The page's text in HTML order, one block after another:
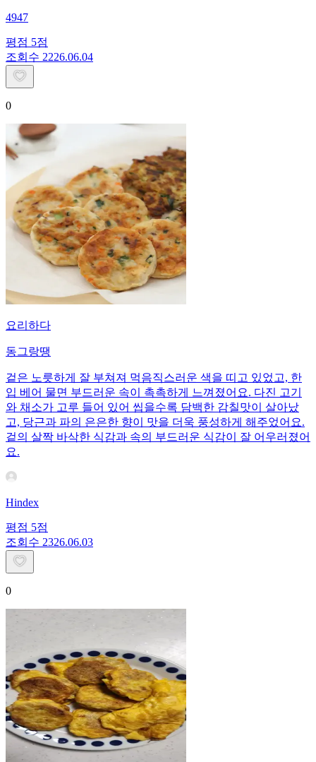
4947
평점 5점
조회수 2226.06.04
0
요리하다
동그랑땡
겉은 노릇하게 잘 부쳐져 먹음직스러운 색을 띠고 있었고, 한
입 베어 물면 부드러운 속이 촉촉하게 느껴졌어요. 다진 고기
와 채소가 고루 들어 있어 씹을수록 담백한 감칠맛이 살아났
고, 당근과 파의 은은한 향이 맛을 더욱 풍성하게 해주었어요.
겉의 살짝 바삭한 식감과 속의 부드러운 식감이 잘 어우러졌어
요.
Hindex
평점 5점
조회수 2326.06.03
0